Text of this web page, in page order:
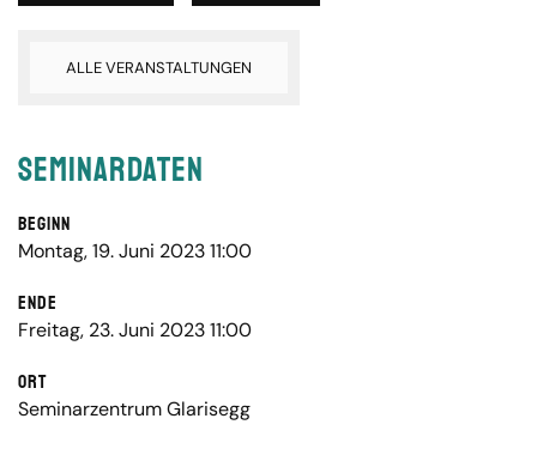
ALLE VERANSTALTUNGEN
Seminardaten
Beginn
Montag, 19. Juni 2023 11:00
Ende
Freitag, 23. Juni 2023 11:00
Ort
Seminarzentrum Glarisegg